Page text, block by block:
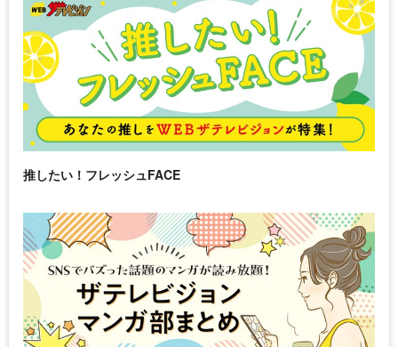
推したい！フレッシュFACE